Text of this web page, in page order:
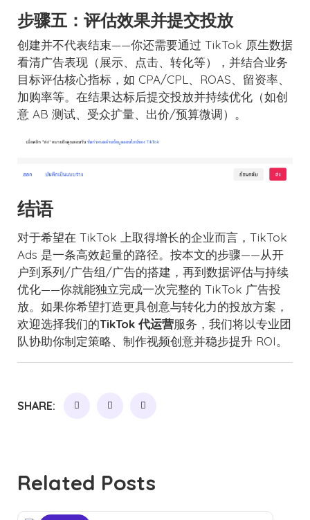
步骤五：评估效果并提交投放
创建并不代表结束——你还需要通过 TikTok 原生数据
看清广告表现（展示、点击、转化等），并结合业务
目标评估核心指标，如 CPA/CPL、ROAS、留资率、
加购率等。在结果达标后提交投放并持续优化（如创
意 AB 测试、受众扩量、出价/预算微调）。
结语
对于希望在 TikTok 上取得增长的企业而言，TikTok
Ads 是一条高效起量的路径。按本文的步骤——从开
户到系列/广告组/广告的搭建，再到数据评估与持续
优化——你就能独立完成一次完整的 TikTok 广告投
放。如果你希望打造更具创意与转化力的投放方案，
欢迎选择我们的TikTok 代运营服务，我们将以专业团
队协助你制定策略、制作视频创意并稳步提升 ROI。
SHARE:
Related Posts